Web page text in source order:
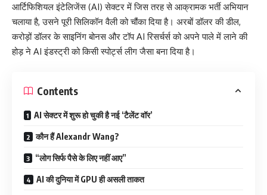
आर्टिफिशियल इंटेलिजेंस (AI) सेक्टर में जिस तरह से आक्रामक भर्ती अभियान
चलाया है, उसने पूरी सिलिकॉन वैली को चौंका दिया है। अरबों डॉलर की डील,
करोड़ों डॉलर के साइनिंग बोनस और टॉप AI रिसर्चर्स को अपने पाले में लाने की
होड़ ने AI इंडस्ट्री को किसी स्पोर्ट्स लीग जैसा बना दिया है।
Contents
AI सेक्टर में शुरू हो चुकी है नई ‘टैलेंट वॉर’
कौन हैं Alexandr Wang?
“लोग सिर्फ पैसे के लिए नहीं आए”
AI की दुनिया में GPU ही असली ताकत